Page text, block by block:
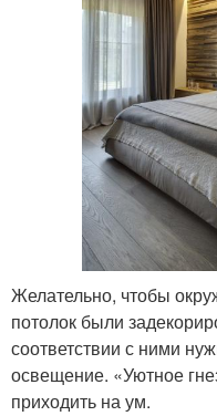
Желательно, чтобы
потолок были
соответствии с ними
освещение. «Уютное
приходить на ум.